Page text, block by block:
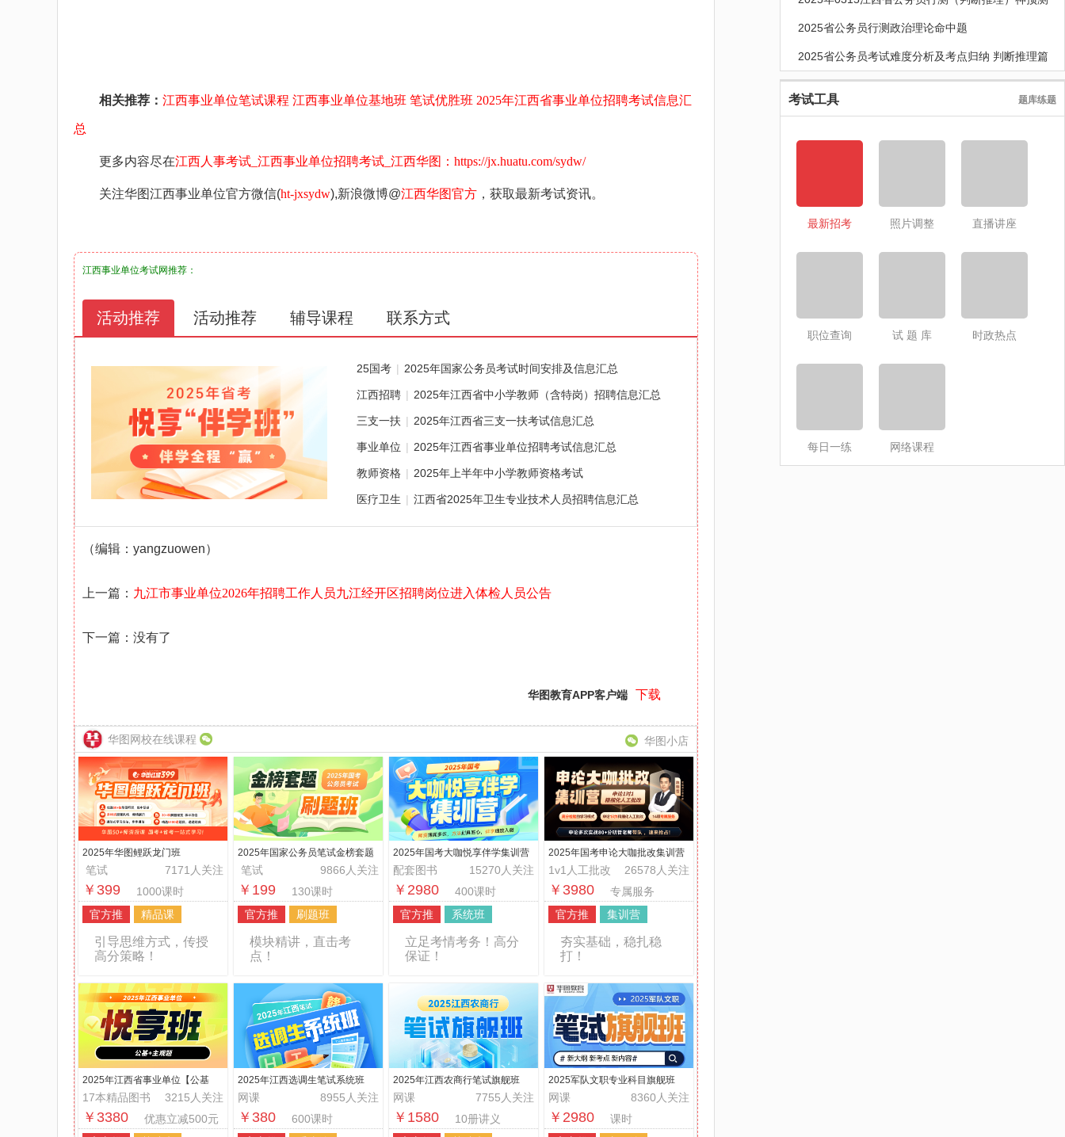
相关推荐： 江西事业单位笔试课程 江西事业单位基地班 笔试优胜班 2025年江西省事业单位招聘考试信息汇
总
更多内容尽在江西人事考试_江西事业单位招聘考试_江西华图：https://jx.huatu.com/sydw/
关注华图江西事业单位官方微信(ht-jxsydw),新浪微博@江西华图官方 ，获取最新考试资讯。
江西事业单位考试网推荐：
活动推荐 活动推荐 辅导课程 联系方式
25国考 | 2025年国家公务员考试时间安排及信息汇总
江西招聘 | 2025年江西省中小学教师（含特岗）招聘信息汇总
三支一扶 | 2025年江西省三支一扶考试信息汇总
事业单位 | 2025年江西省事业单位招聘考试信息汇总
教师资格 | 2025年上半年中小学教师资格考试
医疗卫生 | 江西省2025年卫生专业技术人员招聘信息汇总
（编辑：yangzuowen）
上一篇： 九江市事业单位2026年招聘工作人员九江经开区招聘岗位进入体检人员公告
下一篇：没有了
华图教育APP客户端 下载
华图网校在线课程 华图小店
2025年华图鲤跃龙门班
7171人关注
笔试
￥399
1000课时
官方推
精品课
引导思维方式，传授
高分策略！
2025年国家公务员笔试金榜套题
刷题班
9866人关注
笔试
￥199
130课时
官方推
刷题班
模块精讲，直击考
点！
2025年国考大咖悦享伴学集训营
15270人关注
配套图书
￥2980
400课时
官方推
系统班
立足考情考务！高分
保证！
2025年国考申论大咖批改集训营
26578人关注
1v1人工批改
￥3980
专属服务
官方推
集训营
夯实基础，稳扎稳
打！
2025年江西省事业单位【公基
+主观题】悦享班
3215人关注
17本精品图书
￥3380
优惠立减500元
2025年江西选调生笔试系统班
8955人关注
网课
￥380
600课时
2025年江西农商行笔试旗舰班
7755人关注
网课
￥1580
10册讲义
2025军队文职专业科目旗舰班
8360人关注
网课
￥2980
课时
2025省公务员行测政治理论命中题
2025省公务员考试难度分析及考点归纳 判断推理篇
考试工具 题库练题
最新招考 照片调整 直播讲座
职位查询 试 题 库 时政热点
每日一练 网络课程